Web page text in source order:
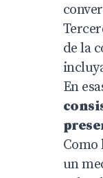
de la
En
Como
un